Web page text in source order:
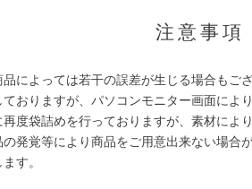
注意事項
によっては若干の誤差が生じる場合もご
おりますが、パソコンモニター画面によ
度袋詰めを行っておりますが、素材によ
発覚等により商品をご用意出来ない場
す。